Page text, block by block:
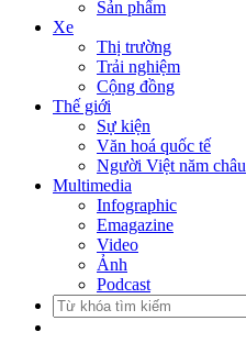
Sản phẩm
Xe
Thị trường
Trải nghiệm
Cộng đồng
Thế giới
Sự kiện
Văn hoá quốc tế
Người Việt năm châu
Multimedia
Infographic
Emagazine
Video
Ảnh
Podcast